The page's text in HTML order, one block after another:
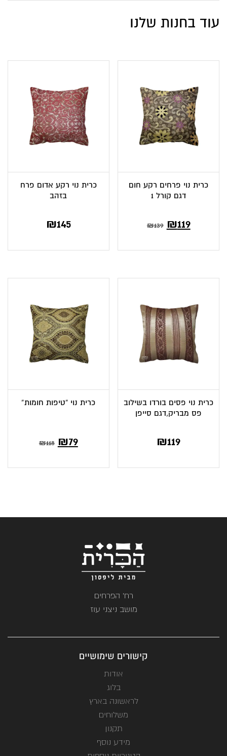
עוד בחנות שלנו
כרית נוי פרחים רקע חום
דגם קורל 1
₪139 ₪119
כרית נוי רקע אדום פרח
בזהב
₪145
כרית נוי פסים בורדו בשילוב
פס מבריק,דגם סייפן
₪119
כרית נוי “טיפות חומות”
₪118 ₪79
רח' הפרחים
מושב ניצני עוז
קישורים שימושיים
אודות
בלוג
לראשונה בארץ
משלוחים
תקנון
מידע נוסף